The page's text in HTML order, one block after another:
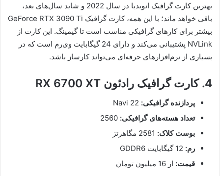
بهترین کارت گرافیک انویدیا در سال 2022 و شاید سال‌های بعد،
باقی خواهد ماند؛ با این همه، کارت گرافیک GeForce RTX 3090 Ti
بیشتر برای کارهای گرافیکی مناسب است تا گیمینگ. این کارت از
NVLink پشتیبانی می‌کند و دارای 24 گیگابایت وی‌رم است که در
بسیاری از نرم‌افزارهای حرفه‌ای می‌تواند کارساز باشد.
4. کارت گرافیک رادئون RX 6700 XT
پردازنده گرافیکی:
تعداد هسته‌های گرافیکی:
بوست کلاک:
رم:
قیمت: از 16 میلیون تومان